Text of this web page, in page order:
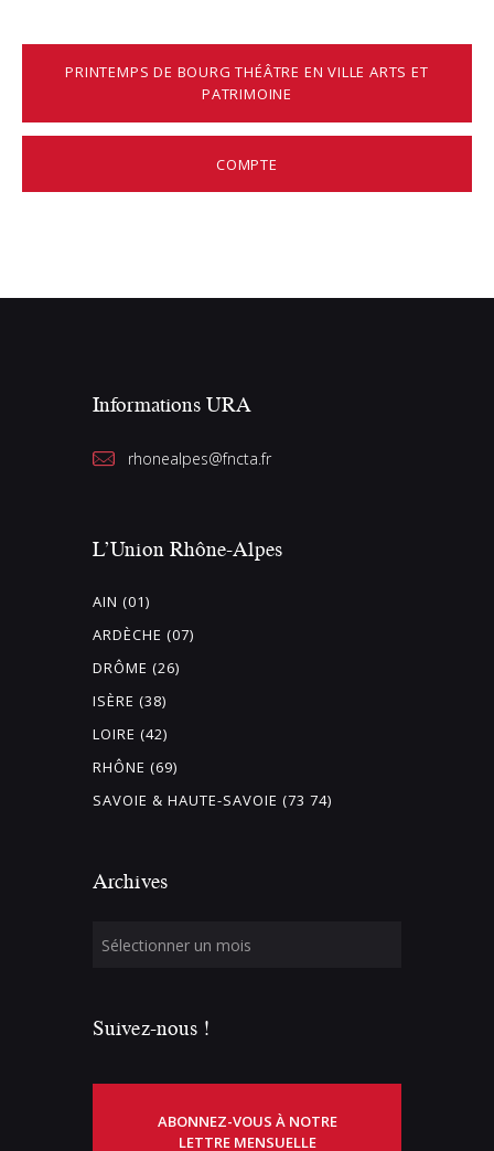
PRINTEMPS DE BOURG THÉÂTRE EN VILLE ARTS ET
PATRIMOINE
COMPTE
Informations URA
rhonealpes@fncta.fr
L’Union Rhône-Alpes
AIN (01)
ARDÈCHE (07)
DRÔME (26)
ISÈRE (38)
LOIRE (42)
RHÔNE (69)
SAVOIE & HAUTE-SAVOIE (73 74)
Archives
Suivez-nous !
ABONNEZ-VOUS À NOTRE
LETTRE MENSUELLE